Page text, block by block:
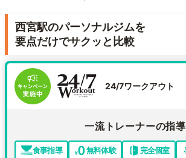
西宮駅のパーソナルジムを
要点だけでサクッと比較
24/7ワークアウト
一流トレーナーの指導
食事指導 無料体験 完全個室